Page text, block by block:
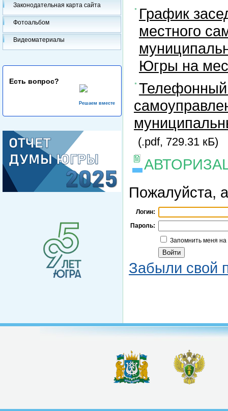
Законодательная карта сайта
Фотоальбом
Видеоматериалы
Есть вопрос?
Решаем вместе
График
местного
Югры на
Телефонный
(.pdf, 729.31 кБ)
Пожалуйста,
Логин:
Пароль:
Запомнить меня
Забыли свой